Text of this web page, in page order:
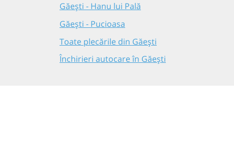
Găești - Hanu lui Pală
Găești - Pucioasa
Toate plecările din Găești
Închirieri autocare în Găești